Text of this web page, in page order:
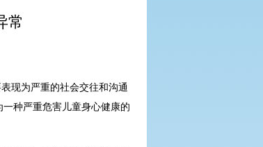
常
现为严重的社会交往和沟通
一种严重危害儿童身心健康的